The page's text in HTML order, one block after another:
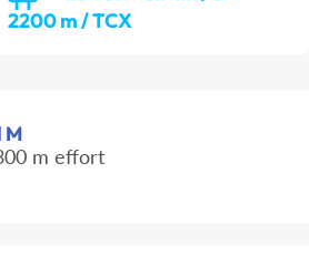
2200 m / TCX
M
m effort